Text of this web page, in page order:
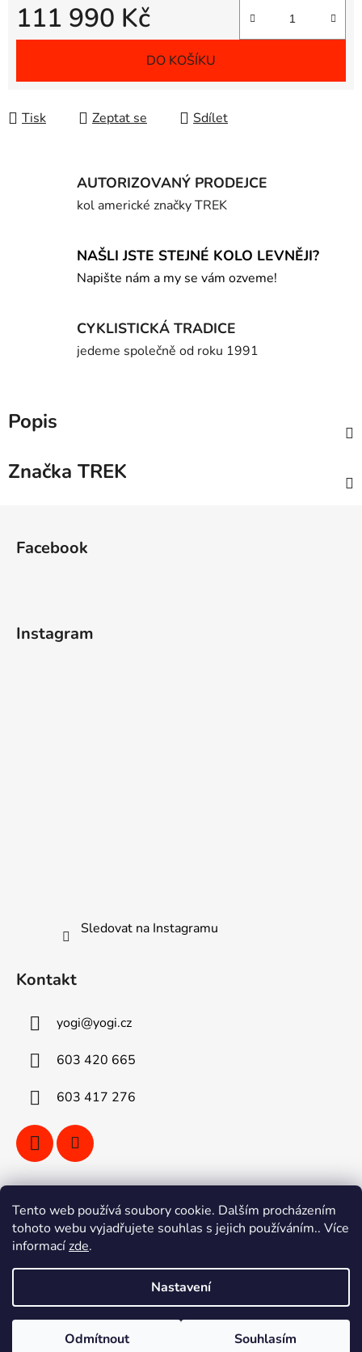
Tento web používá soubory cookie. Dalším procházením
tohoto webu vyjadřujete souhlas s jejich používáním.. Více
informacízde.
Nastavení
Odmítnout Souhlasím
111 990 Kč
Měrná cena:
DO KOŠÍKU
Tisk Zeptat se Sdílet
AUTORIZOVANÝ PRODEJCE
kol americké značky TREK
NAŠLI JSTE STEJNÉ KOLO LEVNĚJI?
Napište nám a my se vám ozveme!
CYKLISTICKÁ TRADICE
jedeme společně od roku 1991
Popis
Značka TREK
Facebook
Instagram
Sledovat na Instagramu
Kontakt
yogi@yogi.cz
603 420 665
603 417 276
Vyhledávání
Vytvořil Shoptet
Copyright 2026YOGI kola Ostrava. Všechna práva